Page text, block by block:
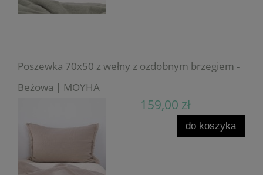
Poszewka 70x50 z wełny z ozdobnym brzegiem -
Beżowa | MOYHA
159,00 zł
do koszyka